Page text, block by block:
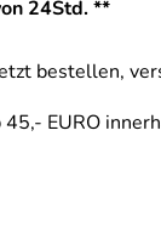
24Std. **
bestellen,
EURO